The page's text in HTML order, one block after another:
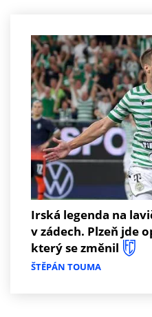
Irská legenda na
v zádech. Plzeň jde
který se změnil
ŠTĚPÁN TOUMA